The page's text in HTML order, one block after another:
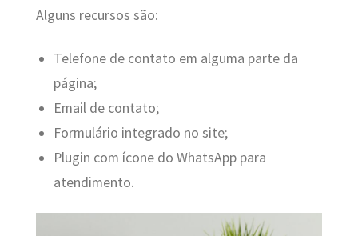
Alguns recursos são:
Telefone de contato em alguma parte da
página;
Email de contato;
Formulário integrado no site;
Plugin com ícone do WhatsApp para
atendimento.